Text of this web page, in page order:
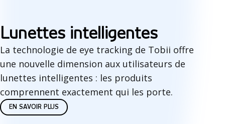
g
i
e
X
R
Lunettes intelligentes
La technologie de eye tracking de Tobii offre
une nouvelle dimension aux utilisateurs de
lunettes intelligentes : les produits
comprennent exactement qui les porte.
EN SAVOIR PLUS